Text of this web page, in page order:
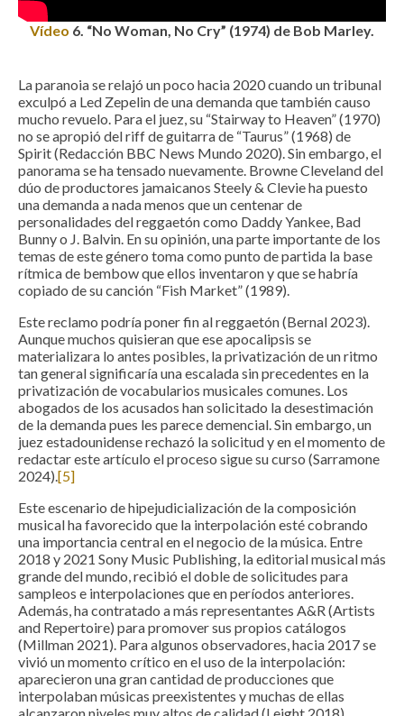
Vídeo 6 . “No Woman, No Cry” (1974) de Bob Marley.
La paranoia se relajó un poco hacia 2020 cuando un tribunal
exculpó a Led Zepelin de una demanda que también causo
mucho revuelo. Para el juez, su “Stairway to Heaven” (1970)
no se apropió del riff de guitarra de “Taurus” (1968) de
Spirit (Redacción BBC News Mundo 2020). Sin embargo, el
panorama se ha tensado nuevamente. Browne Cleveland del
dúo de productores jamaicanos Steely & Clevie ha puesto
una demanda a nada menos que un centenar de
personalidades del reggaetón como Daddy Yankee, Bad
Bunny o J. Balvin. En su opinión, una parte importante de los
temas de este género toma como punto de partida la base
rítmica de bembow que ellos inventaron y que se habría
copiado de su canción “Fish Market” (1989).
Este reclamo podría poner fin al reggaetón (Bernal 2023).
Aunque muchos quisieran que ese apocalipsis se
materializara lo antes posibles, la privatización de un ritmo
tan general significaría una escalada sin precedentes en la
privatización de vocabularios musicales comunes. Los
abogados de los acusados han solicitado la desestimación
de la demanda pues les parece demencial. Sin embargo, un
juez estadounidense rechazó la solicitud y en el momento de
redactar este artículo el proceso sigue su curso (Sarramone
2024). [5]
Este escenario de hipejudicialización de la composición
musical ha favorecido que la interpolación esté cobrando
una importancia central en el negocio de la música. Entre
2018 y 2021 Sony Music Publishing, la editorial musical más
grande del mundo, recibió el doble de solicitudes para
sampleos e interpolaciones que en períodos anteriores.
Además, ha contratado a más representantes A&R (Artists
and Repertoire) para promover sus propios catálogos
(Millman 2021). Para algunos observadores, hacia 2017 se
vivió un momento crítico en el uso de la interpolación:
aparecieron una gran cantidad de producciones que
interpolaban músicas preexistentes y muchas de ellas